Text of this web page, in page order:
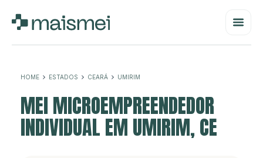
HOME ESTADOS CEARÁ UMIRIM
MEI MICROEMPREENDEDOR
INDIVIDUAL EM UMIRIM, CE